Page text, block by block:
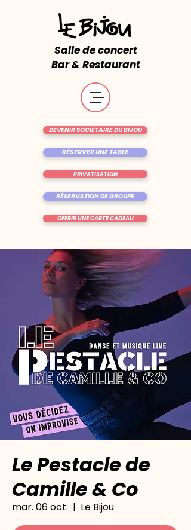
Salle de concert
Bar & Restaurant
RÉSERVER UNE TABLE
OFFRIR UNE CARTE CADEAU
DEVENIR SOCIÉTAIRE DU BIJOU
RÉSERVATION DE GROUPE
PRIVATISATION
Le Pestacle de
Camille & Co
mar. 06 oct.
  |
Le Bijou